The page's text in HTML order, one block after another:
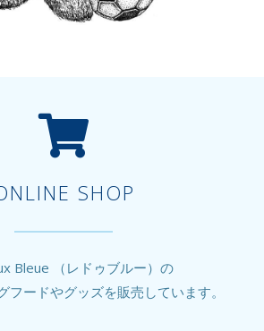
SHOP
Bleue （レドゥブルー）の
フードやグッズを販売しています。